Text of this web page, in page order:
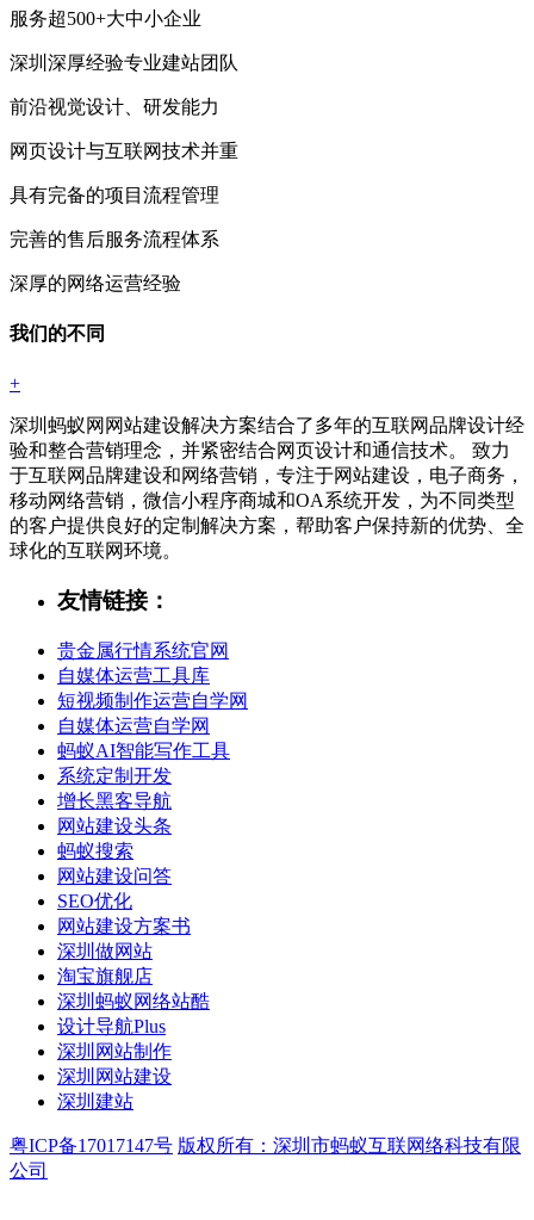
服务超500+大中小企业
深圳深厚经验专业建站团队
前沿视觉设计、研发能力
网页设计与互联网技术并重
具有完备的项目流程管理
完善的售后服务流程体系
深厚的网络运营经验
我们的不同
+
深圳蚂蚁网网站建设解决方案结合了多年的互联网品牌设计经
验和整合营销理念，并紧密结合网页设计和通信技术。 致力
于互联网品牌建设和网络营销，专注于网站建设，电子商务，
移动网络营销，微信小程序商城和OA系统开发，为不同类型
的客户提供良好的定制解决方案，帮助客户保持新的优势、全
球化的互联网环境。
友情链接：
贵金属行情系统官网
自媒体运营工具库
短视频制作运营自学网
自媒体运营自学网
蚂蚁AI智能写作工具
系统定制开发
增长黑客导航
网站建设头条
蚂蚁搜索
网站建设问答
SEO优化
网站建设方案书
深圳做网站
淘宝旗舰店
深圳蚂蚁网络站酷
设计导航Plus
深圳网站制作
深圳网站建设
深圳建站
粤ICP备17017147号 版权所有：深圳市蚂蚁互联网络科技有限
公司